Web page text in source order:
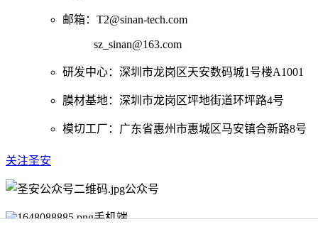
邮箱：T2@sinan-tech.com
sz_sinan@163.com
研发中心：深圳市龙岗区天安数码城1号楼A1001
膜材基地：深圳市龙岗区坪地街道环坪路4号
模切工厂：广东省惠州市惠城区马安镇合新路8号
关注圣安
公众号
手机端